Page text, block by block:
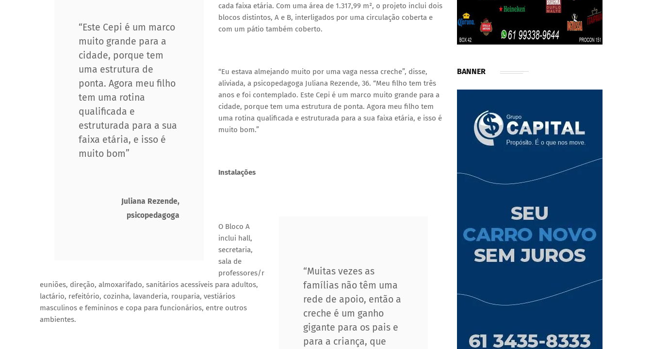
“Este Cepi é um marco
muito grande para a
cidade, porque tem
uma estrutura de
ponta. Agora meu filho
tem uma rotina
qualificada e
estruturada para a sua
faixa etária, e isso é
muito bom”
Juliana Rezende,
psicopedagoga
cada faixa etária. Com uma área de 1.317,99 m², o projeto inclui dois
blocos distintos, A e B, interligados por uma circulação coberta e
com um pátio também coberto.
“Eu estava almejando muito por uma vaga nessa creche”, disse,
aliviada, a psicopedagoga Juliana Rezende, 36. “Meu filho tem três
anos e foi contemplado. Este Cepi é um marco muito grande para a
cidade, porque tem uma estrutura de ponta. Agora meu filho tem
uma rotina qualificada e estruturada para a sua faixa etária, e isso é
muito bom.”
Instalações
“Muitas vezes as
famílias não têm uma
rede de apoio, então a
creche é um ganho
gigante para os pais e
para a criança, que
O Bloco A
inclui hall,
secretaria,
sala de
professores/r
euniões, direção, almoxarifado, sanitários acessíveis para adultos,
lactário, refeitório, cozinha, lavanderia, rouparia, vestiários
masculinos e femininos e copa para funcionários, entre outros
ambientes.
BANNER